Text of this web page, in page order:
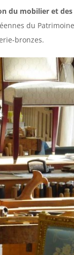
du mobilier et des
du
bronzes.